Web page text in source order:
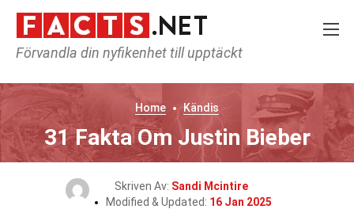
Förvandla din nyfikenhet till upptäckt
Home Kändis
31 Fakta Om Justin Bieber
Skriven Av: Sandi Mcintire
Modified & Updated: 16 Jan 2025